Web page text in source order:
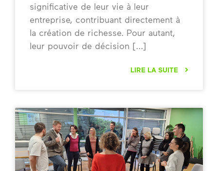
significative de leur vie à leur
entreprise, contribuant directement à
la création de richesse. Pour autant,
leur pouvoir de décision
LIRE LA SUITE